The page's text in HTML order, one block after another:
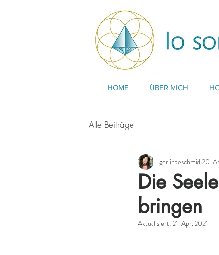
HOME ÜBER MICH
Alle Beiträge
Die
bringen
gerlindeschmid 20.
Aktualisiert: 21. Apr. 2021